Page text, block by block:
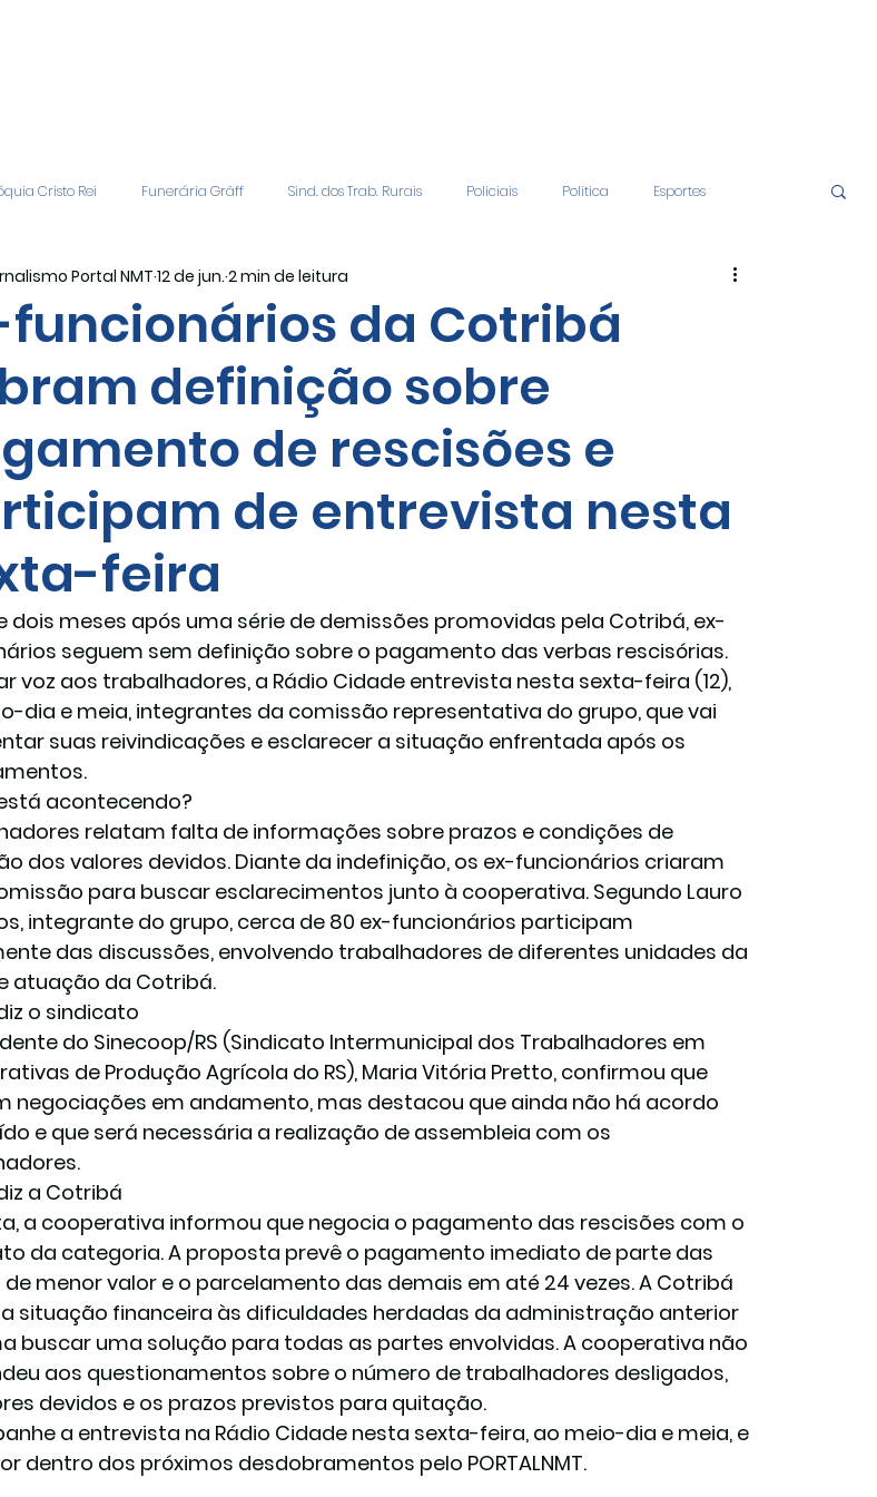
Cristo Rei Funerária Gräff Sind. dos Trab. Rurais Policiais Politica Esportes
Geral Patrocinadores Vagas de Emprego
Sindicato Rural Adriane Veiga - Finanças
funcionários da Cotribá
definição sobre
de rescisões e
de entrevista nesta
feira
Portal NMT 12 de jun. 2 min de leitura
dois meses após uma série de demissões promovidas pela Cotribá, ex-
seguem sem definição sobre o pagamento das verbas rescisórias.
voz aos trabalhadores, a Rádio Cidade entrevista nesta sexta-feira (12),
dia e meia, integrantes da comissão representativa do grupo, que vai
suas reivindicações e esclarecer a situação enfrentada após os
acontecendo?
relatam falta de informações sobre prazos e condições de
dos valores devidos. Diante da indefinição, os ex-funcionários criaram
para buscar esclarecimentos junto à cooperativa. Segundo Lauro
, integrante do grupo, cerca de 80 ex-funcionários participam
das discussões, envolvendo trabalhadores de diferentes unidades da
atuação da Cotribá.
o sindicato
do Sinecoop/RS (Sindicato Intermunicipal dos Trabalhadores em
de Produção Agrícola do RS), Maria Vitória Pretto, confirmou que
negociações em andamento, mas destacou que ainda não há acordo
e que será necessária a realização de assembleia com os
a Cotribá
a cooperativa informou que negocia o pagamento das rescisões com o
da categoria. A proposta prevê o pagamento imediato de parte das
menor valor e o parcelamento das demais em até 24 vezes. A Cotribá
situação financeira às dificuldades herdadas da administração anterior
buscar uma solução para todas as partes envolvidas. A cooperativa não
aos questionamentos sobre o número de trabalhadores desligados,
devidos e os prazos previstos para quitação.
a entrevista na Rádio Cidade nesta sexta-feira, ao meio-dia e meia, e
dentro dos próximos desdobramentos pelo PORTALNMT.